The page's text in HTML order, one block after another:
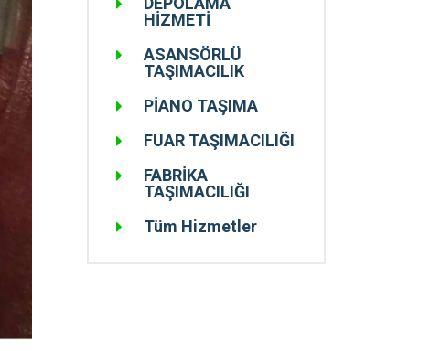
HİZMETİ
ASANSÖRLÜ
TAŞIMACILIK
PİANO TAŞIMA
FUAR TAŞIMACILIĞI
FABRİKA
TAŞIMACILIĞI
Tüm Hizmetler